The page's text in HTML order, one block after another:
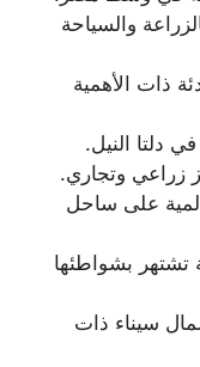
والسياحة
ذات الأهمية
دلتا النيل.
زراعي وتجاري.
على ساحل
بشواطئها
سيناء ذات